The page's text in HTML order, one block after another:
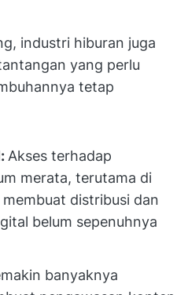
industri hiburan juga
yang perlu
tetap
Akses terhadap
merata, terutama di
distribusi dan
belum sepenuhnya
banyaknya